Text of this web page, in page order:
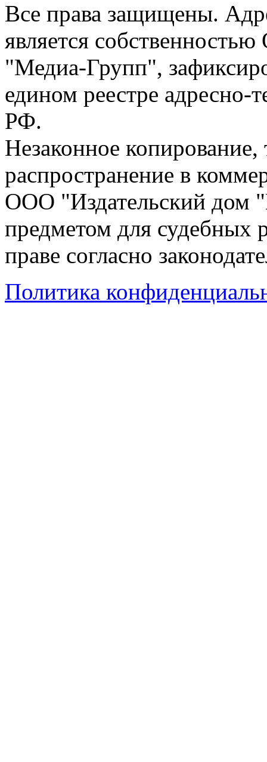
Все права защищены.
является
"Медиа-Групп",
едином реестре адресно-
РФ.
Незаконное
распространение в
ООО "Издательский дом
предметом для судебных
праве согласно
Политика